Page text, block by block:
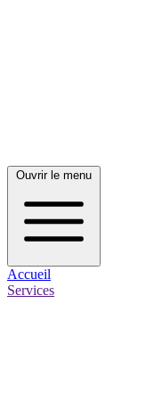
Ouvrir le menu
Accueil
Services